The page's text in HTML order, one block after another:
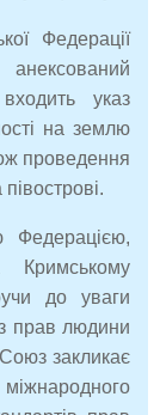
Федерації
указ
на землю
проведення
Федерацією,
до уваги
прав людини
закликає